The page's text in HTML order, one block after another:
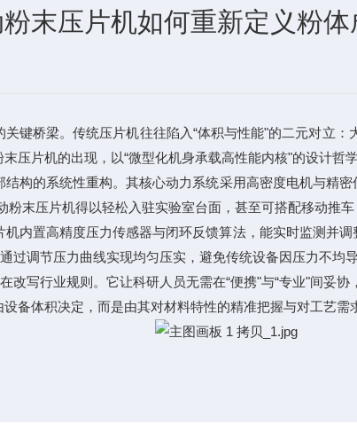
末压片机如何重新定义粉体
桥梁。传统压片机往往陷入“体积与性能"的二元对立：
片机的出现，以“微型化机身承载高性能内核"的设计哲
构的系统性重构。其核心动力系统采用高密度电机与精
末压片机得以轻松入驻实验室台面，甚至可搭配移动推车
置高精度压力传感器与闭环反馈算法，能实时监测并
调节压力曲线实现均匀压实，避免传统设备因压力不均
行业规则。它让科研人员无需在“便携"与“专业"间妥协
备体积决定，而是由其对材料特性的精准把握与对工艺需